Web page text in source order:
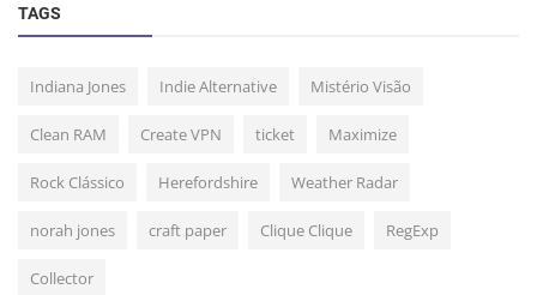
TAGS
Indiana Jones Indie Alternative Mistério Visão
Clean RAM Create VPN ticket Maximize
Rock Clássico Herefordshire Weather Radar
norah jones craft paper Clique Clique RegExp
Collector